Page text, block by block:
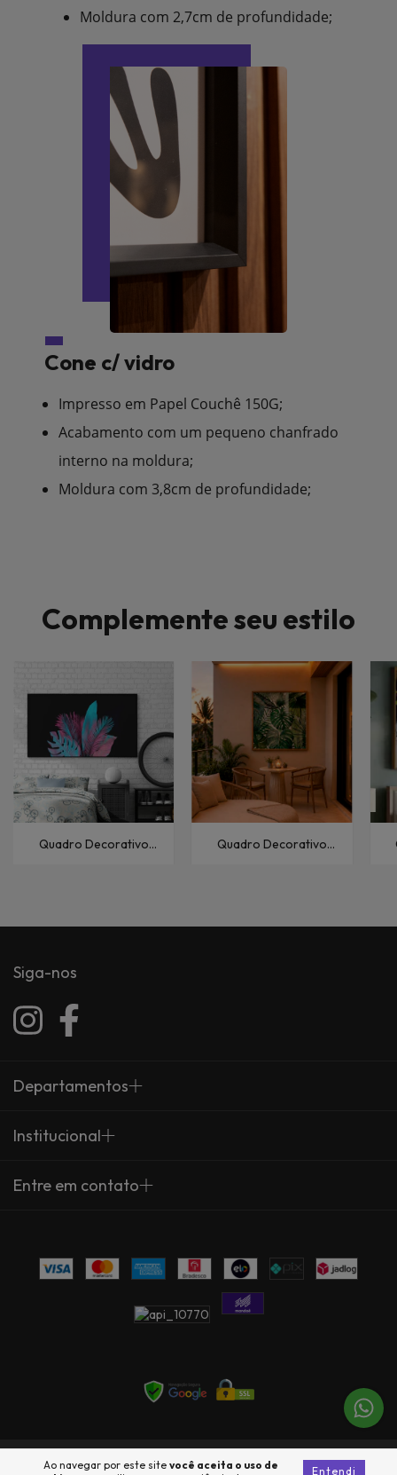
Ao navegar por este site você aceita o uso de
Entendi
Moldura com 2,7cm de profundidade;
Cone c/ vidro
Impresso em Papel Couchê 150G;
Acabamento com um pequeno chanfrado
interno na moldura;
Moldura com 3,8cm de profundidade;
Complemente seu estilo
Quadro Decorativo
Quadro Decorativo
Siga-nos
Departamentos
Institucional
Entre em contato
Copyright Arte Própria - 23735360000137 - 2026. Todos os direitos